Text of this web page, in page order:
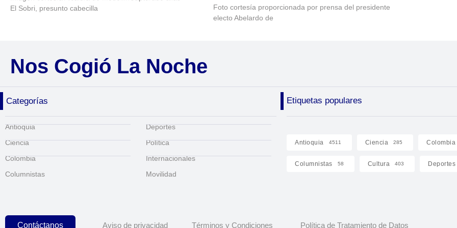
El Sobri, presunto cabecilla
Foto cortesía proporcionada por prensa del presidente
electo Abelardo de
Nos Cogió La Noche
Categorías Etiquetas populares
Antioquia
Ciencia
Colombia
Columnistas
Deportes
Política
Internacionales
Movilidad
Antioquia 4511 Ciencia 285 Colombia
Columnistas 58 Cultura 403 Deportes
Contáctanos Aviso de privacidad Términos y Condiciones Política de Tratamiento de Datos